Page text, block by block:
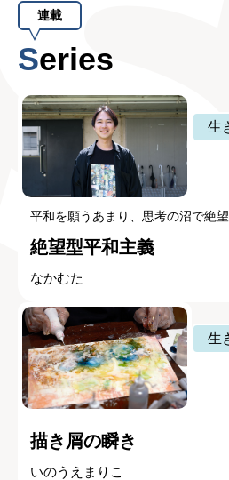
連載
Series
生
平和を願うあまり、思考の沼で絶
絶望型平和主義
なかむた
生
描き屑の瞬き
いのうえまりこ